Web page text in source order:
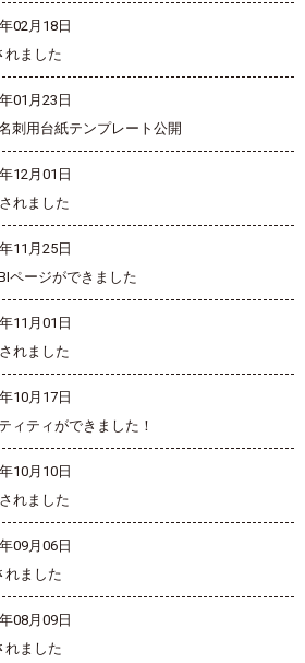
02月18日
れました
01月23日
刺用台紙テンプレート公開
12月01日
れました
11月25日
ページができました
11月01日
れました
10月17日
ィティができました！
10月10日
れました
09月06日
れました
08月09日
れました